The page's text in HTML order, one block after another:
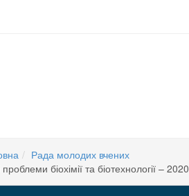
з прийдешніми святами!
вчених «Актуальні проблеми біохімії та
Рада молодих вчених
біохімії та біотехнології –